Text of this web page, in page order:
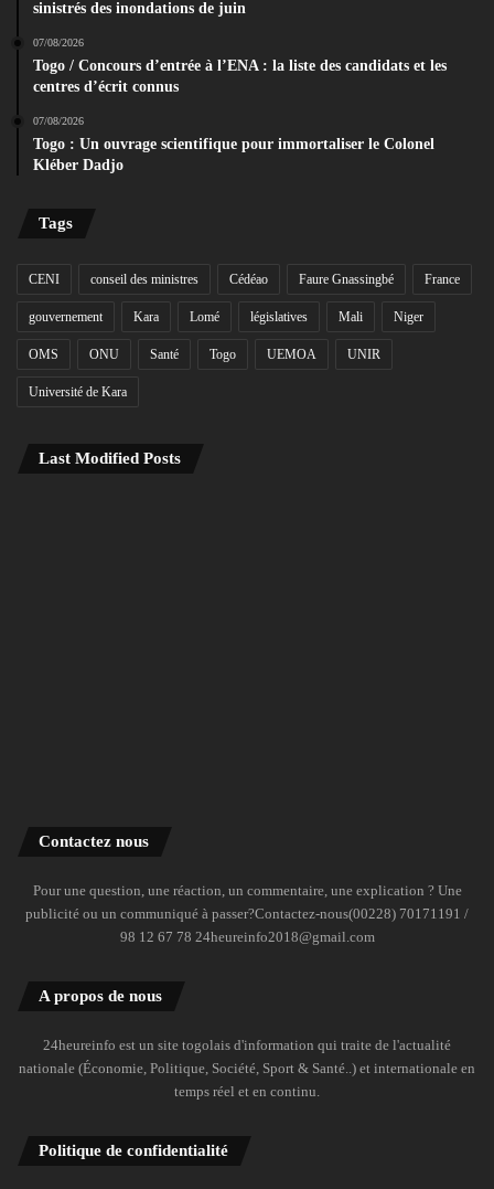
sinistrés des inondations de juin
07/08/2026
Togo / Concours d’entrée à l’ENA : la liste des candidats et les
centres d’écrit connus
07/08/2026
Togo : Un ouvrage scientifique pour immortaliser le Colonel
Kléber Dadjo
Tags
CENI conseil des ministres Cédéao Faure Gnassingbé France
gouvernement Kara Lomé législatives Mali Niger
OMS ONU Santé Togo UEMOA UNIR
Université de Kara
Last Modified Posts
Contactez nous
Pour une question, une réaction, un commentaire, une explication ? Une
publicité ou un communiqué à passer?Contactez-nous(00228) 70171191 /
98 12 67 78 24heureinfo2018@gmail.com
A propos de nous
24heureinfo est un site togolais d'information qui traite de l'actualité
nationale (Économie, Politique, Société, Sport & Santé..) et internationale en
temps réel et en continu.
Politique de confidentialité